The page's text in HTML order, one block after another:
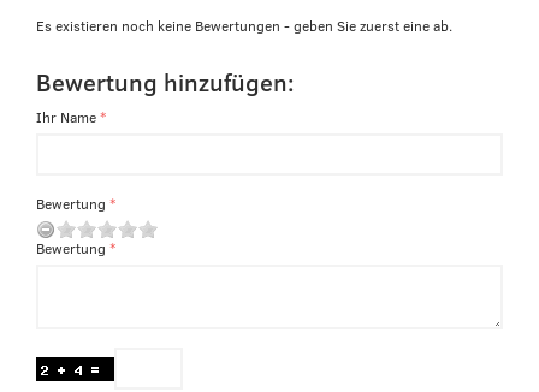
Es existieren noch keine Bewertungen - geben Sie zuerst eine ab.
Bewertung hinzufügen:
Ihr Name
Bewertung
Bewertung